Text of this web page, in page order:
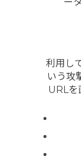
利用し
いう攻
URLを